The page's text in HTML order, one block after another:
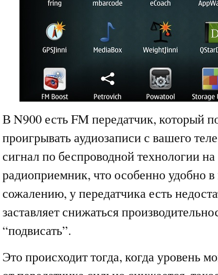
В N900 есть FM передатчик, который
проигрывать аудиозаписи с вашего
сигнал по беспроводной технологии
радиоприемник, что особенно удобно
сожалению, у передатчика есть
заставляет снижаться
“подвисать”.
Это происходит тогда, когда уровень